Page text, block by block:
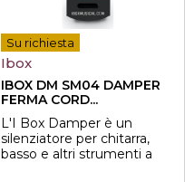
Su richiesta
Ibox
IBOX DM SM04 DAMPER
FERMA CORD...
L'I Box Damper è un
silenziatore per chitarra,
basso e altri strumenti a